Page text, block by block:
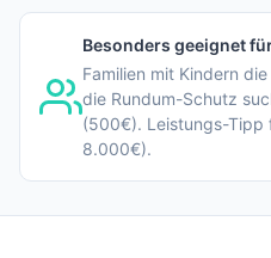
Besonders geeignet
Familien mit Kindern
die Rundum-Schutz
(500€). Leistungs-Tipp
8.000€).